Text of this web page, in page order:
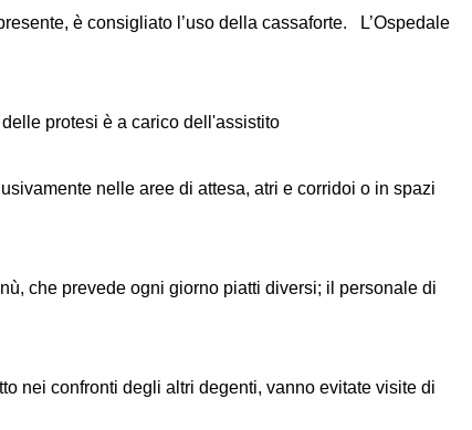
è consigliato l’uso della cassaforte. L’Ospedale
protesi è a carico dell'assistito
nelle aree di attesa, atri e corridoi o in spazi
che prevede ogni giorno piatti diversi; il personale di
nei confronti degli altri degenti, vanno evitate visite di